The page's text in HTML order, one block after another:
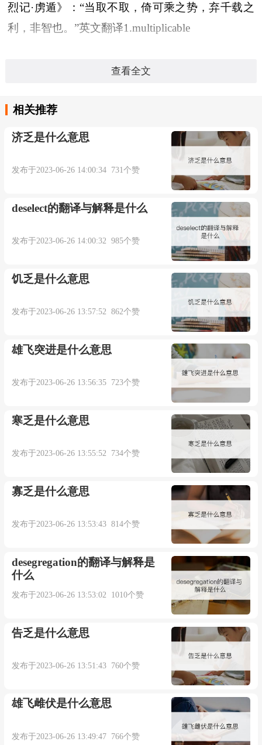
烈记·虏遁》：“当取不取，倚可乘之势，弃千载之
利，非智也。”英文翻译1.multiplicable
宋 岳飞 《奏审已条具曲折未准指挥札
子》：“臣自去冬闻 金 人废 刘豫 ，有可乘之机，
是以屡貰管见，尘瀆天听。” 明 张四维 《双烈记·
虏遁》：“当取不取，倚可乘之势，弃千载之利，
非智也。”
以通过邮箱juexin@juexinw.com联系我们删除！
查看全文
相关推荐
济乏是什么意思
发布于2023-06-26 14:00:34 731个赞
deselect的翻译与解释是什么
发布于2023-06-26 14:00:32 985个赞
饥乏是什么意思
发布于2023-06-26 13:57:52 862个赞
雄飞突进是什么意思
发布于2023-06-26 13:56:35 723个赞
寒乏是什么意思
发布于2023-06-26 13:55:52 734个赞
寡乏是什么意思
发布于2023-06-26 13:53:43 814个赞
desegregation的翻译与解释是
什么
发布于2023-06-26 13:53:02 1010个赞
告乏是什么意思
发布于2023-06-26 13:51:43 760个赞
雄飞雌伏是什么意思
发布于2023-06-26 13:49:47 766个赞